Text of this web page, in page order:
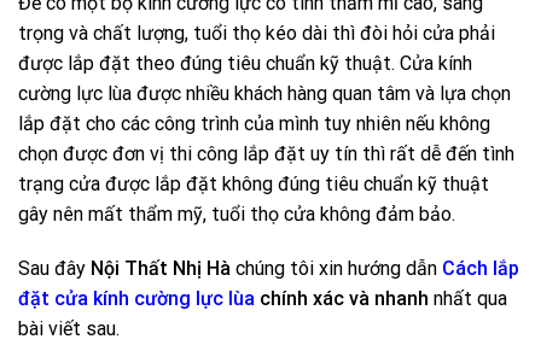
trọng và chất lượng, tuổi thọ kéo dài thì đòi hỏi cửa phải
được lắp đặt theo đúng tiêu chuẩn kỹ thuật. Cửa kính
cường lực lùa được nhiều khách hàng quan tâm và lựa chọn
lắp đặt cho các công trình của mình tuy nhiên nếu không
chọn được đơn vị thi công lắp đặt uy tín thì rất dễ đến tình
trạng cửa được lắp đặt không đúng tiêu chuẩn kỹ thuật
gây nên mất thẩm mỹ, tuổi thọ cửa không đảm bảo.
Sau đây Nội Thất Nhị Hà chúng tôi xin hướng dẫn Cách lắp
đặt cửa kính cường lực lùa chính xác và nhanh nhất qua
bài viết sau.